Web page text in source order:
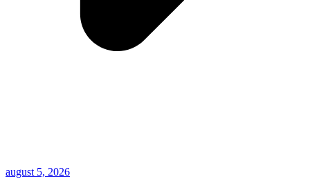
august 5, 2026